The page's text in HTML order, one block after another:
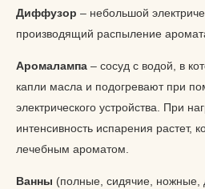
Диффузор – небольшой
производящий распыление
Аромалампа – сосуд с водой, в
капли масла и подогревают при
электрического устройства. При
интенсивность испарения растет,
лечебным ароматом.
Ванны (полные, сидячие, ножные,